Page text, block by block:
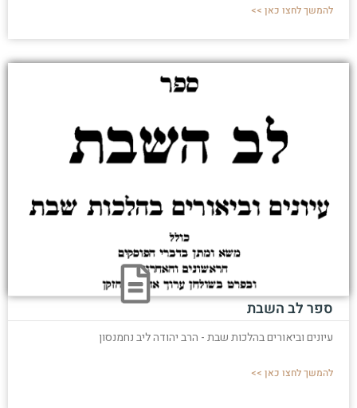
להמשך לחצו כאן >>
ספר לב השבת
עיונים וביאורים בהלכות שבת - הרב יהודה ליב נחמנסון
להמשך לחצו כאן >>